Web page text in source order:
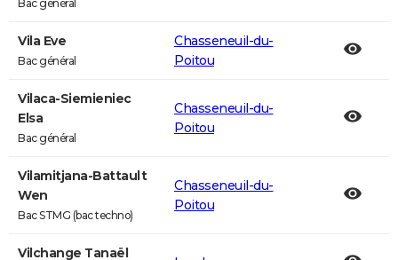
Bac général
Vila Eve
Bac général
Chasseneuil-du-
Poitou
Vilaca-Siemieniec
Elsa
Bac général
Chasseneuil-du-
Poitou
Vilamitjana-Battault
Wen
Bac STMG (bac techno)
Chasseneuil-du-
Poitou
Vilchange Tanaël